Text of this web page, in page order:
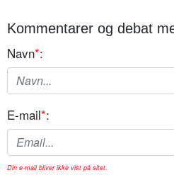
Kommentarer og debat
Navn*:
E-mail*:
Din e-mail bliver ikke vist på sitet.